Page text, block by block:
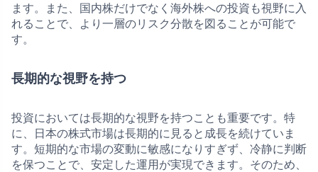
ます。また、国内株だけでなく海外株への投資も視野に入
れることで、より一層のリスク分散を図ることが可能で
す。
長期的な視野を持つ
投資においては長期的な視野を持つことも重要です。特
に、日本の株式市場は長期的に見ると成長を続けていま
す。短期的な市場の変動に敏感になりすぎず、冷静に判断
を保つことで、安定した運用が実現できます。そのため、